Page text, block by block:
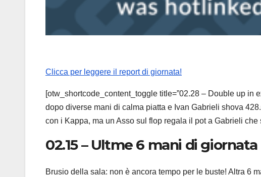
Clicca per leggere il report di giornata!
[otw_shortcode_content_toggle title=”02.28 – Double up in
dopo diverse mani di calma piatta e Ivan Gabrieli shova
con i Kappa, ma un Asso sul flop regala il pot a Gabrieli
02.15 – Ultme 6 mani di giornata
Brusio della sala: non è ancora tempo per le buste! Altra 6